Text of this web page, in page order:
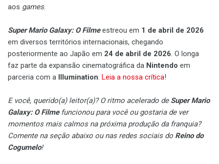
aos games.
Super Mario Galaxy: O Filmeestreou em 1 de abril de 2026
em diversos territórios internacionais, chegando
posteriormente ao Japão em 24 de abril de 2026. O longa
faz parte da expansão cinematográfica da Nintendo em
parceria com a Illumination. Leia a nossa crítica!
E você, querido(a) leitor(a)? O ritmo acelerado de Super Mario
Galaxy: O Filmefuncionou para você ou gostaria de ver
momentos mais calmos na próxima produção da franquia?
Comente na seção abaixo ou nas redes sociais do Reino do
Cogumelo!